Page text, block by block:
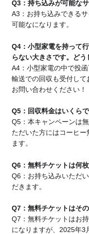
Q3：持ち込みが可能な
A3：お持ち込みできる
可能なになります。
Q4：小型家電を持って
らない大きさです。どう
A4：小型家電の中で投
輸送での回収も受付し
お問い合わせください！
Q5：回収料金はいくら
Q5：本キャンペーンは
ただいた方にはコーヒ
ます。
Q6：無料チケットは何
Q6：お持ち込みいただ
だきます。
Q7：無料チケットはそ
Q7：無料チケットはお
になりますが、2025年3